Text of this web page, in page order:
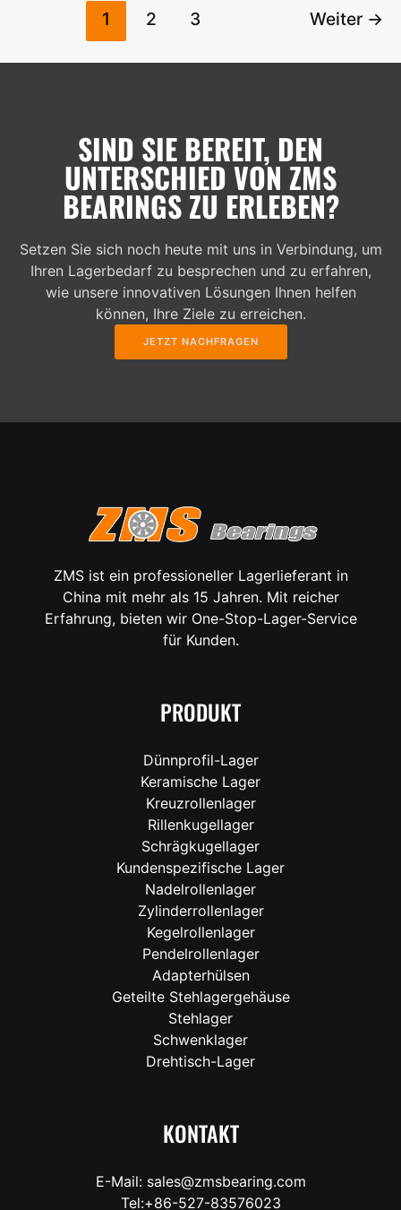
Schwerlastanwendungen
Seitennummerierung
1 2 3 Weiter →
SIND SIE BEREIT, DEN
UNTERSCHIED VON ZMS
BEARINGS ZU ERLEBEN?
Setzen Sie sich noch heute mit uns in Verbindung, um
Ihren Lagerbedarf zu besprechen und zu erfahren,
wie unsere innovativen Lösungen Ihnen helfen
können, Ihre Ziele zu erreichen.
JETZT NACHFRAGEN
ZMS ist ein professioneller Lagerlieferant in
China mit mehr als 15 Jahren. Mit reicher
Erfahrung, bieten wir One-Stop-Lager-Service
für Kunden.
PRODUKT
Dünnprofil-Lager
Keramische Lager
Kreuzrollenlager
Rillenkugellager
Schrägkugellager
Kundenspezifische Lager
Nadelrollenlager
Zylinderrollenlager
Kegelrollenlager
Pendelrollenlager
Adapterhülsen
Geteilte Stehlagergehäuse
Stehlager
Schwenklager
Drehtisch-Lager
KONTAKT
E-Mail: sales@zmsbearing.com
Tel:+86-527-83576023